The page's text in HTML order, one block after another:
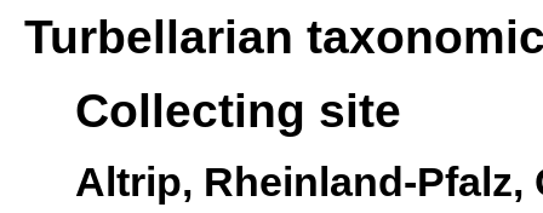
Turbellarian
Collecting site
Altrip, Rheinland-Pfalz,